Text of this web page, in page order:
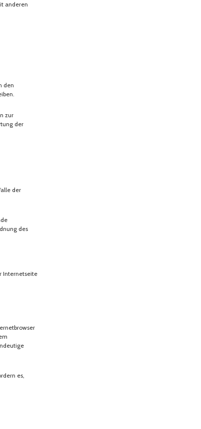
anderen
den
zur
der
der
des
Internetseite
es,